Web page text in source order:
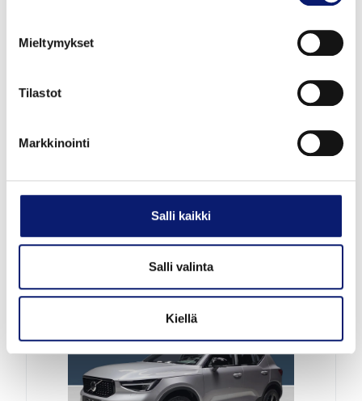
Mieltymykset
Tilastot
Markkinointi
Salli kaikki
Salli valinta
Kiellä
B3 MHEV PLUS
49 000 € alk. 532 €/kk